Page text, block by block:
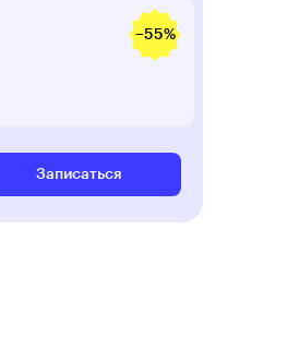
−55%
Записаться